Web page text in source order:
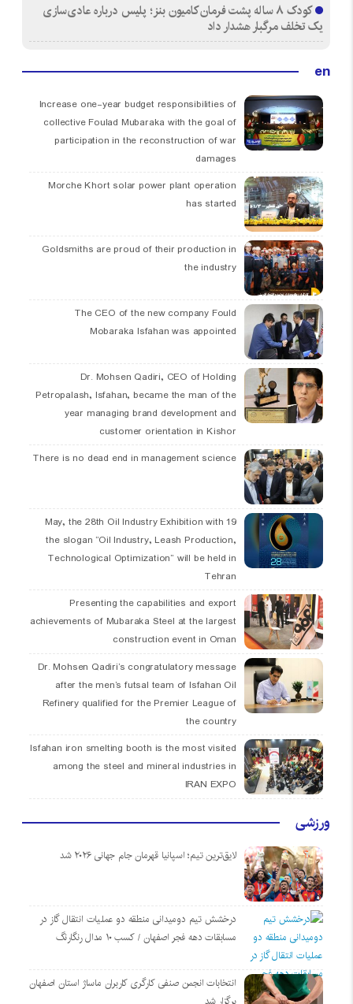
کودک ۸ ساله پشت فرمان کامیون بنز؛ پلیس درباره عادی‌سازی
یک تخلف مرگبار هشدار داد
en
Increase one-year budget responsibilities of
collective Foulad Mubaraka with the goal of
participation in the reconstruction of war
damages
Morche Khort solar power plant operation
has started
Goldsmiths are proud of their production in
the industry
The CEO of the new company Fould
Mobaraka Isfahan was appointed
Dr. Mohsen Qadiri, CEO of Holding
Petropalash, Isfahan, became the man of the
year managing brand development and
customer orientation in Kishor
There is no dead end in management science
19 May, the 28th Oil Industry Exhibition with
the slogan “Oil Industry, Leash Production,
Technological Optimization” will be held in
Tehran
Presenting the capabilities and export
achievements of Mubaraka Steel at the largest
construction event in Oman
Dr. Mohsen Qadiri’s congratulatory message
after the men’s futsal team of Isfahan Oil
Refinery qualified for the Premier League of
the country
Isfahan iron smelting booth is the most visited
among the steel and mineral industries in
IRAN EXPO
ورزشی
لایق‌ترین تیم؛ اسپانیا قهرمان جام جهانی ۲۰۲۶ شد
درخشش تیم دومیدانی منطقه دو عملیات انتقال گاز در
مسابقات دهه فجر اصفهان / کسب ۱۰ مدال رنگارنگ
انتخابات انجمن صنفی کارگری کاربران ماساژ استان اصفهان